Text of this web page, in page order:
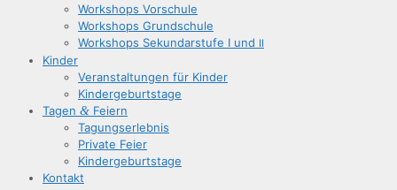
Work­shops Vorschule
Work­shops Grundschule
Work­shops Sekun­dar­stu­fe I und II
Kin­der
Ver­an­stal­tun­gen für Kinder
Kin­der­ge­burts­ta­ge
Tagen & Feiern
Tagungs­er­leb­nis
Pri­va­te Feier
Kin­der­ge­burts­ta­ge
Kon­takt